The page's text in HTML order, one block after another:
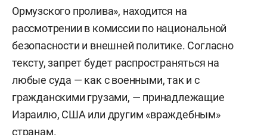
Ормузского пролива», находится на
рассмотрении в комиссии по национальной
безопасности и внешней политике. Согласно
тексту, запрет будет распространяться на
любые суда — как с военными, так и с
гражданскими грузами, — принадлежащие
Израилю, США или другим «враждебным»
странам.